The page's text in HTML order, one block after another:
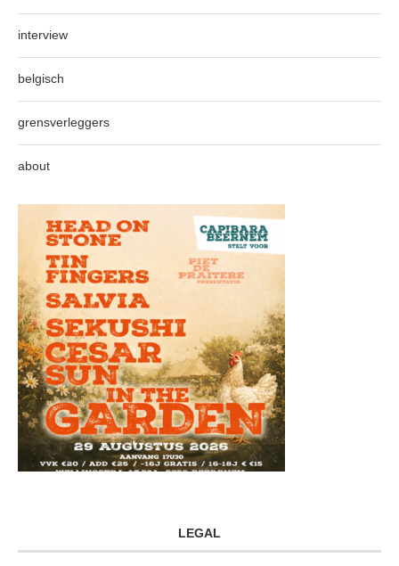
interview
belgisch
grensverleggers
about
LEGAL